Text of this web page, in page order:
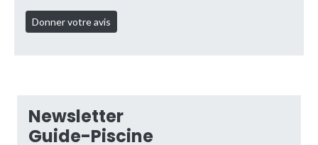
Newsletter
Guide-Piscine